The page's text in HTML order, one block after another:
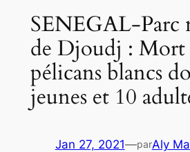
SENEGAL-Parc
de Djoudj : Mort
pélicans blancs
jeunes et 10
Jan 27, 2021—parAly